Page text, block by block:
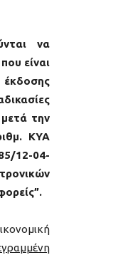
να
είναι
έκδοσης
την
ΚΥΑ
12-04-